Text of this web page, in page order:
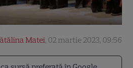
Matei, 02 martie 2023, 09:56